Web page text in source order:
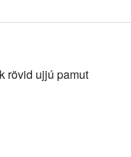
rövid ujjú pamut